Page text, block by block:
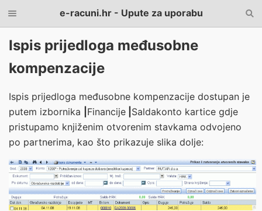
e-racuni.hr - Upute za uporabu
Ispis prijedloga međusobne
kompenzacije
Ispis prijedloga međusobne kompenzacije dostupan je
putem izbornika
Financije Saldakonto kartice gdje
pristupamo knjiženim otvorenim stavkama odvojeno
po partnerima, kao što prikazuje slika dolje: